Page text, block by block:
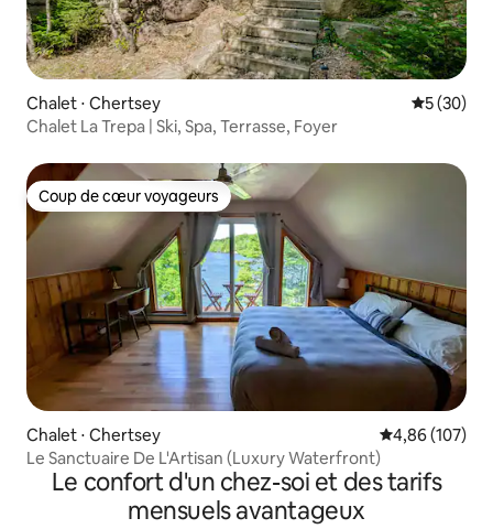
Chalet ⋅ Chertsey
5 (30)
Chalet La Trepa | Ski, Spa, Terrasse, Foyer
Coup de cœur voyageurs
Coup de cœur voyageurs
Chalet ⋅ Chertsey Évaluation
4,86 (107)
Le Sanctuaire De L'Artisan (Luxury Waterfront)
Le confort d'un chez-soi et des tarifs
mensuels avantageux